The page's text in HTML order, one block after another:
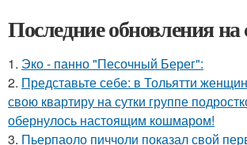
Последние обновления на
1. Эко - панно "Песочный Берег":
2. Представьте себе: в Тольятти
свою квартиру на сутки группе
обернулось настоящим кошмаром!
3. Пьерпаоло пиччоли показал свой